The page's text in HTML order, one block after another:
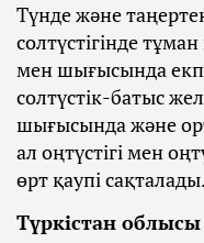
Түнде және
солтүстігінде тұман
мен шығысында
солтүстік-батыс
шығысында және
ал оңтүстігі мен
өрт қаупі сақталады.
Түркістан облысы